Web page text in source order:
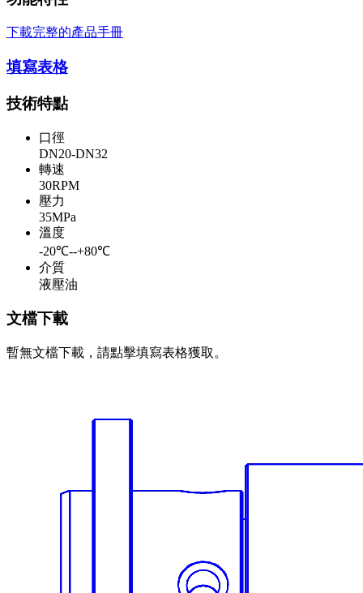
下載完整的產品手冊
填寫表格
技術特點
口徑
DN20-DN32
轉速
30RPM
壓力
35MPa
溫度
-20℃--+80℃
介質
液壓油
文檔下載
暫無文檔下載，請點擊填寫表格獲取。